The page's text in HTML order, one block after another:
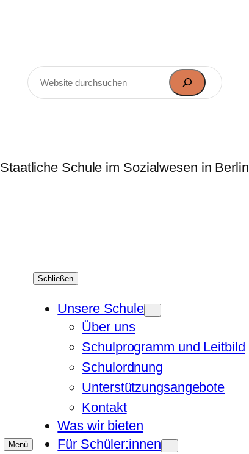
Staatliche Schule im Sozialwesen in Berlin
Menü
Schließen
Unsere Schule
Über uns
Schulprogramm und Leitbild
Schulordnung
Unterstützungsangebote
Kontakt
Was wir bieten
Für Schüler:innen